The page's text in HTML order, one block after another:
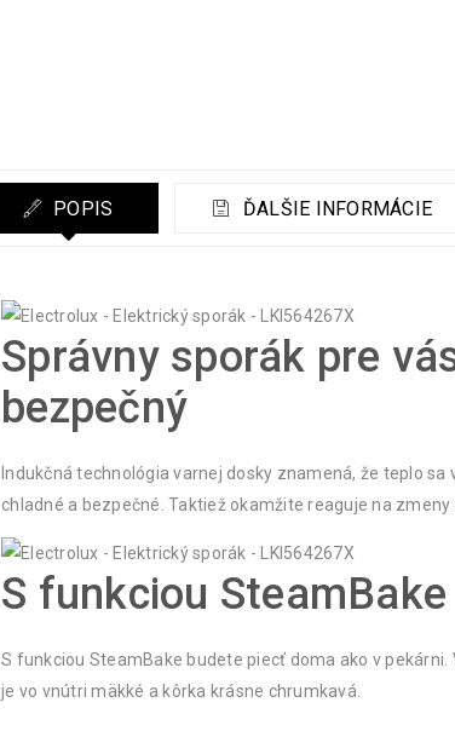
POPIS ĎALŠIE INFORMÁCIE
Správny sporák pre
bezpečný
Indukčná technológia varnej dosky znamená, že teplo
chladné a bezpečné. Taktiež okamžite reaguje na
S funkciou
S funkciou SteamBake budete piecť doma ako v
je vo vnútri mäkké a kôrka krásne chrumkavá.